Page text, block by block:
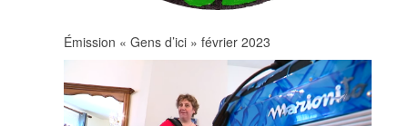
Émission « Gens d’ici » février 2023